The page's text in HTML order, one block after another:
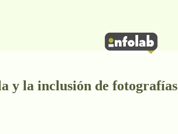
y la inclusión de fotografías